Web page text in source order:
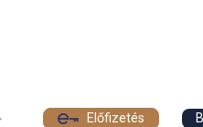
Előfizetés